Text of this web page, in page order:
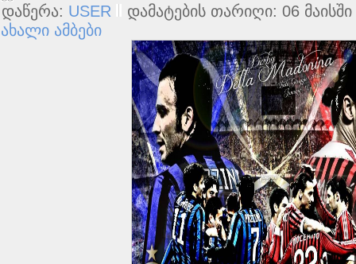
დაწერა: USER
დამატების თარიღი: 06
ახალი ამბები